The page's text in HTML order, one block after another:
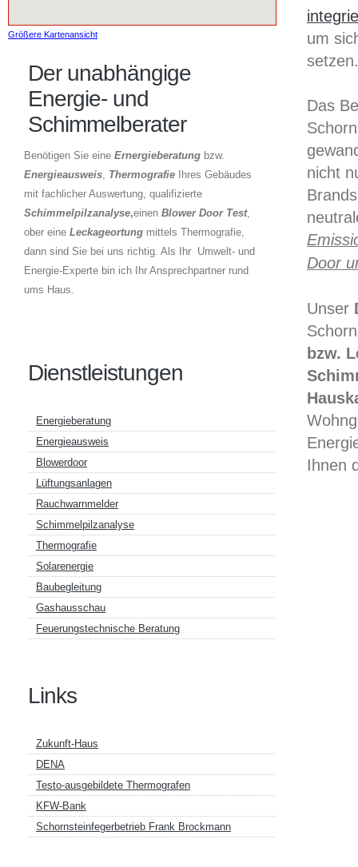
um
setzen.
Das
nicht
Door
Unser
bzw.
Ihnen
Größere Kartenansicht
Der unabhängige
Energie- und
Schimmelberater
Benötigen Sie eine Ernergieberatung bzw.
Energieausweis Thermografie Ihres Gebäudes
mit fachlicher Auswertung, qualifizierte
Schimmelpilzanalyse,einen Blower Door Test,
ober eine Leckageortung mittels Thermografie,
dann sind Sie bei uns richtig. Als Ihr Umwelt- und
Energie-Experte bin ich Ihr Ansprechpartner rund
ums Haus.
Dienstleistungen
Energieberatung
Energieausweis
Blowerdoor
Lüftungsanlagen
Rauchwarnmelder
Schimmelpilzanalyse
Thermografie
Solarenergie
Baubegleitung
Gashausschau
Feuerungstechnische Beratung
Links
Zukunft-Haus
DENA
Testo-ausgebildete Thermografen
KFW-Bank
Schornsteinfegerbetrieb Frank Brockmann